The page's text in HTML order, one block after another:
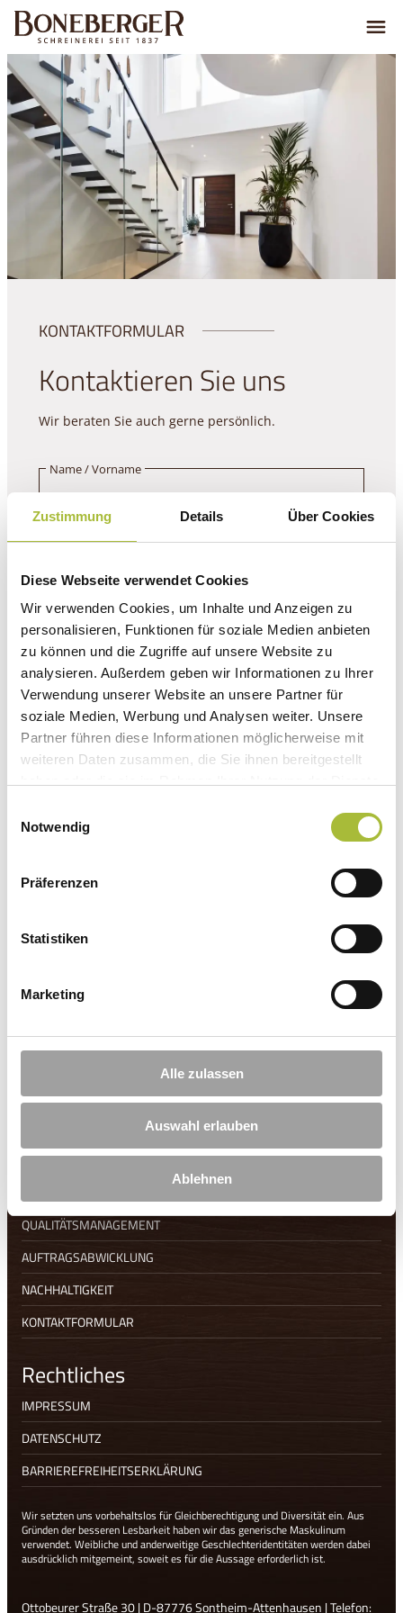
Zustimmung Details Über Cookies
Diese Webseite verwendet Cookies
Wir verwenden Cookies, um Inhalte und Anzeigen zu
personalisieren, Funktionen für soziale Medien anbieten
zu können und die Zugriffe auf unsere Website zu
analysieren. Außerdem geben wir Informationen zu Ihrer
Verwendung unserer Website an unsere Partner für
soziale Medien, Werbung und Analysen weiter. Unsere
Partner führen diese Informationen möglicherweise mit
weiteren Daten zusammen, die Sie ihnen bereitgestellt
Notwendig
Präferenzen
Statistiken
Marketing
Alle zulassen
Auswahl erlauben
Ablehnen
KONTAKTFORMULAR
Kontaktieren Sie uns
Wir beraten Sie auch gerne persönlich.
Name / Vorname
Ihre Nachricht (erforderlich)
Mit dem Absenden des Kontaktformulars verarbeiten
und speichern wir Ihre Daten zur Bearbeitung Ihres
finden
Widerrufshinweise.
Unternehmen
QUALITÄTSMANAGEMENT
AUFTRAGSABWICKLUNG
NACHHALTIGKEIT
KONTAKTFORMULAR
Rechtliches
IMPRESSUM
DATENSCHUTZ
BARRIEREFREIHEITSERKLÄRUNG
Wir setzten uns vorbehaltslos für Gleichberechtigung und Diversität ein. Aus
Gründen der besseren Lesbarkeit haben wir das generische Maskulinum
verwendet. Weibliche und anderweitige Geschlechteridentitäten werden dabei
ausdrücklich mitgemeint, soweit es für die Aussage erforderlich ist.
Ottobeurer Straße 30 | D-87776 Sontheim-Attenhausen | Telefon: